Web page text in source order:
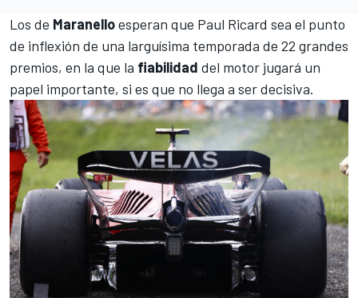
Los de Maranelloesperan que Paul Ricard sea el punto
de inflexión de una larguísima temporada de 22 grandes
premios, en la que la fiabilidad del motor jugará un
papel importante, si es que no llega a ser decisiva.